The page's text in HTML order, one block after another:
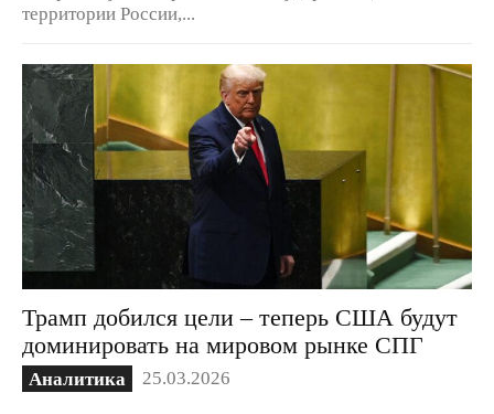
территории России,...
Трамп добился цели – теперь США будут
доминировать на мировом рынке СПГ
Аналитика 25.03.2026